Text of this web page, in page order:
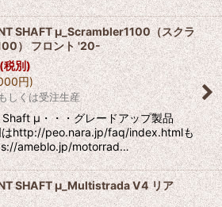
SHAFT μ_Scrambler1100（スクラ
） フロント '20-
(税別)
円)
しくは受注生産
μ・・・グレードアップ製品
はhttp://peo.nara.jp/faq/index.htmlも
ameblo.jp/motorrad…
SHAFT μ_Multistrada V4 リア